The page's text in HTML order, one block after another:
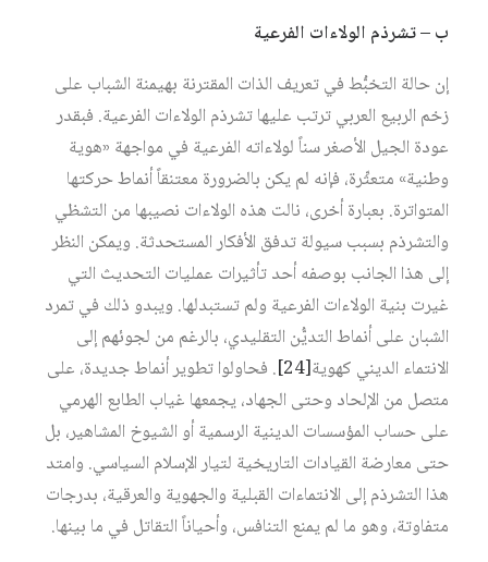
ب – تشرذم الولاءات الفرعية
إن حالة التخبُّط في تعريف الذات المقترنة بهيمنة الشباب على
زخم الربيع العربي ترتب عليها تشرذم الولاءات الفرعية. فبقدر
عودة الجيل الأصغر سناً لولاءاته الفرعية في مواجهة «هوية
وطنية» متعثِّرة، فإنه لم يكن بالضرورة معتنقاً أنماط حركتها
المتواترة. بعبارة أخرى، نالت هذه الولاءات نصيبها من التشظي
والتشرذم بسبب سيولة تدفق الأفكار المستحدثة. ويمكن النظر
إلى هذا الجانب بوصفه أحد تأثيرات عمليات التحديث التي
غيرت بنية الولاءات الفرعية ولم تستبدلها. ويبدو ذلك في تمرد
الشبان على أنماط التديُّن التقليدي، بالرغم من لجوئهم إلى
الانتماء الديني كهوية‏[24]
. فحاولوا تطوير أنماط جديدة، على
متصل من الإلحاد وحتى الجهاد، يجمعها غياب الطابع الهرمي
على حساب المؤسسات الدينية الرسمية أو الشيوخ المشاهير، بل
حتى معارضة القيادات التاريخية لتيار الإسلام السياسي. وامتد
هذا التشرذم إلى الانتماءات القبلية والجهوية والعرقية، بدرجات
متفاوتة، وهو ما لم يمنع التنافس، وأحياناً التقاتل في ما بينها.